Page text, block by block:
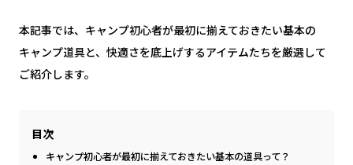
本記事では、キャンプ初心者が最初に揃えておきたい基本の
キャンプ道具と、快適さを底上げするアイテムたちを厳選して
ご紹介します。
目次
キャンプ初心者が最初に揃えておきたい基本の道具って？